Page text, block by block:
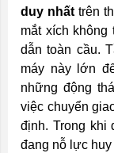
duy nhấttrên
mắt xích không
dẫn toàn cầu.
máy này lớn
những động
việc chuyển
định. Trong khi
đang nỗ lực huy